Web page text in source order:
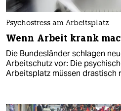
Psychostress am Arbeitsplatz
Wenn Arbeit krank
Die Bundesländer schlagen
Arbeitschutz vor: Die
Arbeitsplatz müssen drastisch